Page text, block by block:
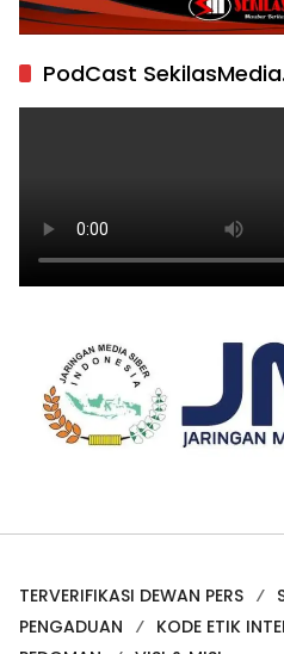
PodCast
TERVERIFIKASI DEWAN PERS
PENGADUAN
KODE ETIK